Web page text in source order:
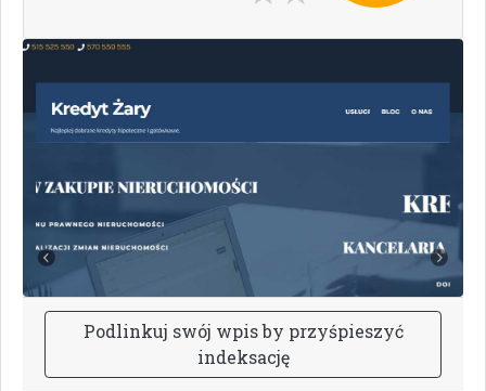
Podlinkuj swój wpisby przyśpieszyć
indeksację